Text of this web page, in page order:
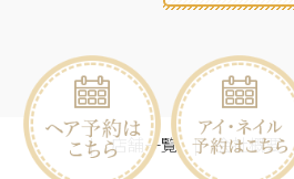
店舗一覧 会社概要